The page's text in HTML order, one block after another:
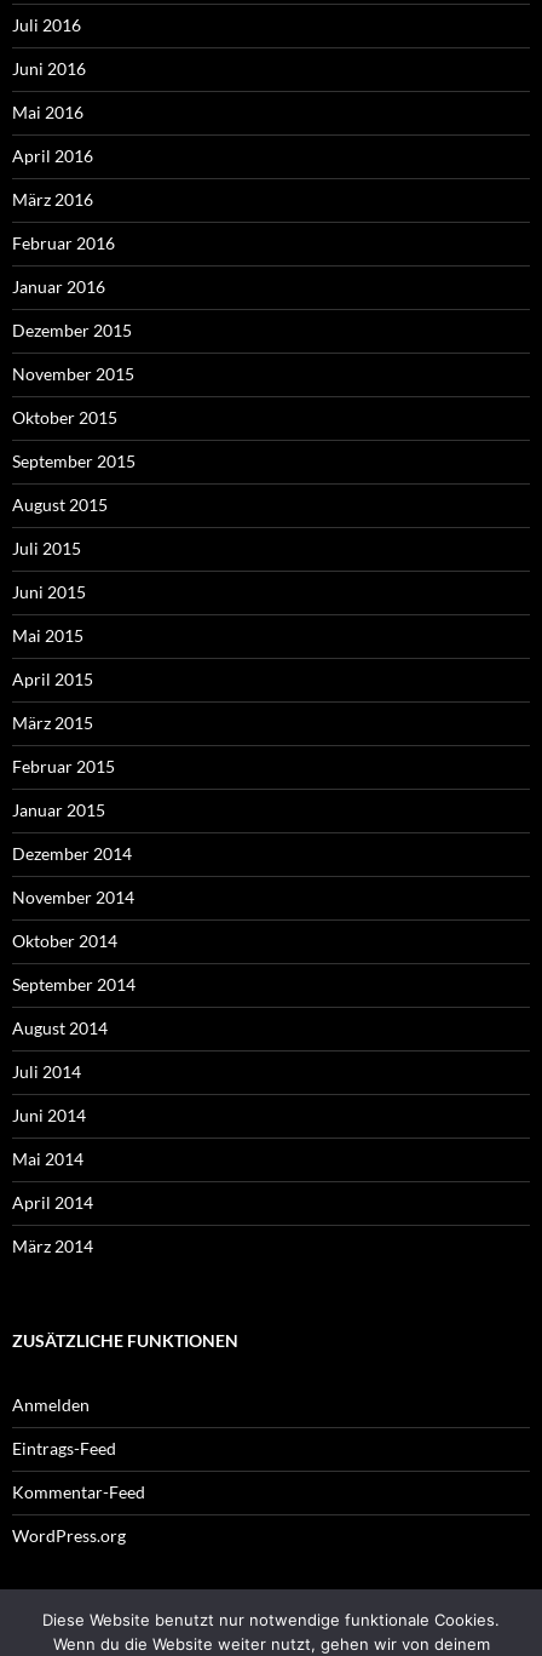
Juli 2016
Juni 2016
Mai 2016
April 2016
März 2016
Februar 2016
Januar 2016
Dezember 2015
November 2015
Oktober 2015
September 2015
August 2015
Juli 2015
Juni 2015
Mai 2015
April 2015
März 2015
Februar 2015
Januar 2015
Dezember 2014
November 2014
Oktober 2014
September 2014
August 2014
Juli 2014
Juni 2014
Mai 2014
April 2014
März 2014
ZUSÄTZLICHE FUNKTIONEN
Anmelden
Eintrags-Feed
Kommentar-Feed
WordPress.org
Impressum
Diese Website benutzt nur notwendige funktionale Cookies.
Wenn du die Website weiter nutzt, gehen wir von deinem